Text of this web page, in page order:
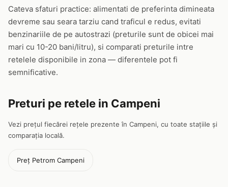
Cateva sfaturi practice: alimentati de preferinta dimineata
devreme sau seara tarziu cand traficul e redus, evitati
benzinariile de pe autostrazi (preturile sunt de obicei mai
mari cu 10-20 bani/litru), si comparati preturile intre
retelele disponibile in zona — diferentele pot fi
semnificative.
Preturi pe retele in Campeni
Vezi prețul fiecărei rețele prezente în Campeni, cu toate stațiile și
comparația locală.
Preț Petrom Campeni